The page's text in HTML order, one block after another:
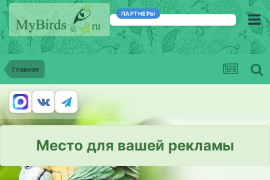
ПАРТНЕРЫ
Главная
Место для вашей рекламы